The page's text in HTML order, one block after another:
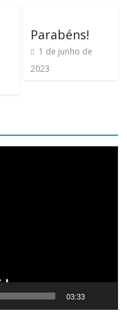
Parabéns!
1 de junho de
2023
03:33